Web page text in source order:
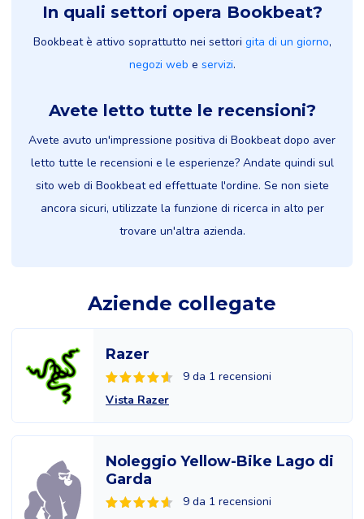
In quali settori opera Bookbeat?
Bookbeat è attivo soprattutto nei settori gita di un giorno,
negozi web e servizi.
Avete letto tutte le recensioni?
Avete avuto un'impressione positiva di Bookbeat dopo aver
letto tutte le recensioni e le esperienze? Andate quindi sul
sito web di Bookbeat ed effettuate l'ordine. Se non siete
ancora sicuri, utilizzate la funzione di ricerca in alto per
trovare un'altra azienda.
Aziende collegate
Razer
9 da 1 recensioni
Vista Razer
Noleggio Yellow-Bike Lago di
Garda
9 da 1 recensioni